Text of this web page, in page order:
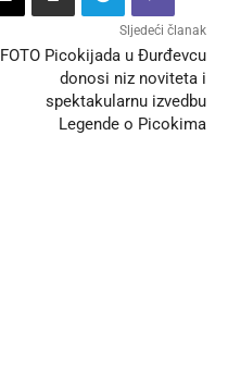
Sljedeći članak
FOTO Picokijada u Đurđevcu
donosi niz noviteta i
spektakularnu izvedbu
Legende o Picokima